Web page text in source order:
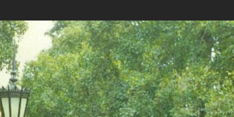
2000–2009
1990-1999
1980-1989
1970-1979
1960-1969
1950-1959
2000-2009
1990-1999
1980-1989
1970-1979
1960-1969
1950-1959
1990-1999
1980-1989
1970-1979
1960-1969
1950-1959
1940-1949